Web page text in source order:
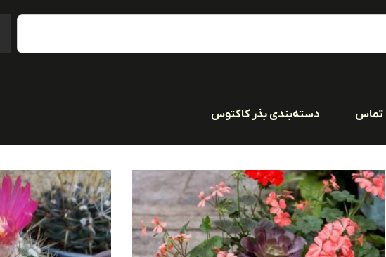
تماس دسته‌بندی بذر کاکتوس